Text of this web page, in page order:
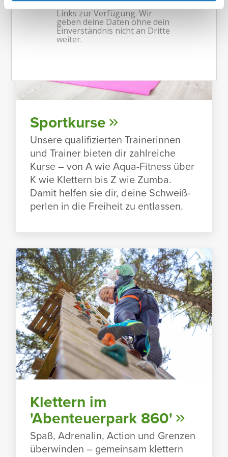
Sport­kurse
Unsere quali­fi­zierten Trai­ne­rinnen
und Trainer bieten dir zahl­reiche
Kurse – von A wie Aqua-Fitness über
K wie Klet­tern bis Z wie Zumba.
Damit helfen sie dir, deine Schweiß­
perlen in die Frei­heit zu entlassen.
Klet­tern im
'Aben­teu­er­park 860'
Spaß, Adre­nalin, Action und Grenzen
über­winden – gemeinsam klet­tern